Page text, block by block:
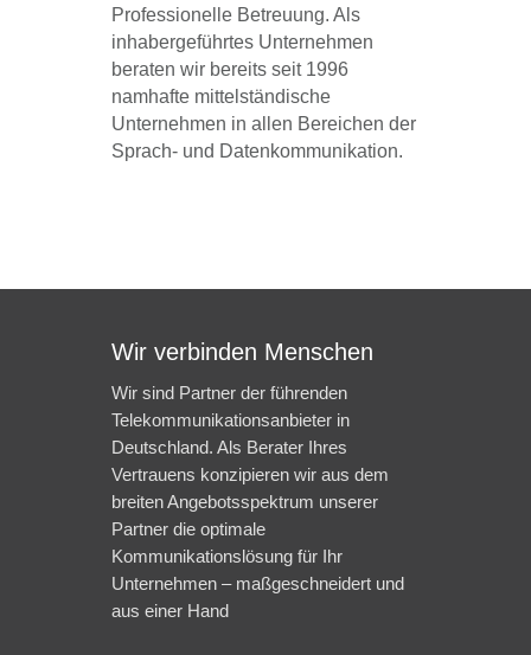
Professionelle Betreuung. Als
inhabergeführtes Unternehmen
beraten wir bereits seit 1996
namhafte mittelständische
Unternehmen in allen Bereichen der
Sprach- und Datenkommunikation.
Wir verbinden Menschen
Wir sind Partner der führenden
Telekommunikationsanbieter in
Deutschland. Als Berater Ihres
Vertrauens konzipieren wir aus dem
breiten Angebotsspektrum unserer
Partner die optimale
Kommunikationslösung für Ihr
Unternehmen – maßgeschneidert und
aus einer Hand